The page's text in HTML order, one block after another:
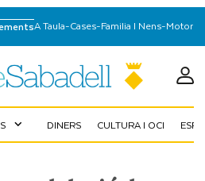
A Taula-Cases-Familia I Nens-Motor
expand_more DINERS CULTURA I OCI